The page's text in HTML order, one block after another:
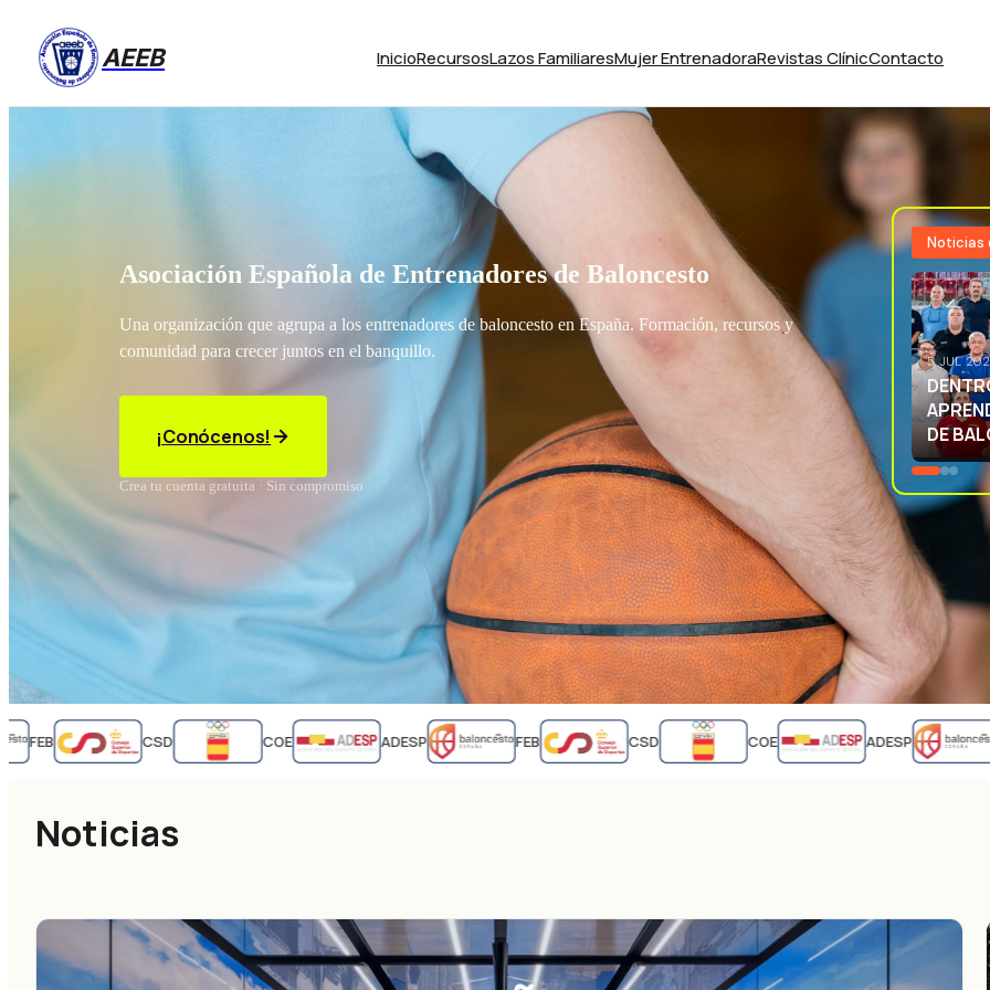
AEEB InicioRecursosLazos FamiliaresMujer EntrenadoraRevistas ClínicContacto
Asociación Española de Entrenadores de Baloncesto
Una organización que agrupa a los entrenadores de baloncesto en España. Formación, recursos y
comunidad para crecer juntos en el banquillo.
¡Conócenos!
Crea tu cuenta gratuita · Sin compromiso
Noticias
3 JUL
LA
FEB CSD COE ADESP FEB CSD COE ADESP
Noticias